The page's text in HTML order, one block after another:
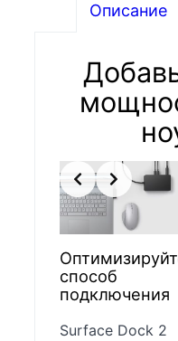
Описание
способ
подключения
Surface Dock 2